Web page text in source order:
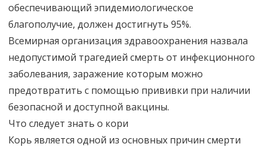
обеспечивающий эпидемиологическое
благополучие, должен достигнуть 95%.
Всемирная организация здравоохранения назвала
недопустимой трагедией смерть от инфекционного
заболевания, заражение которым можно
предотвратить с помощью прививки при наличии
безопасной и доступной вакцины.
Что следует знать о кори
Корь является одной из основных причин смерти